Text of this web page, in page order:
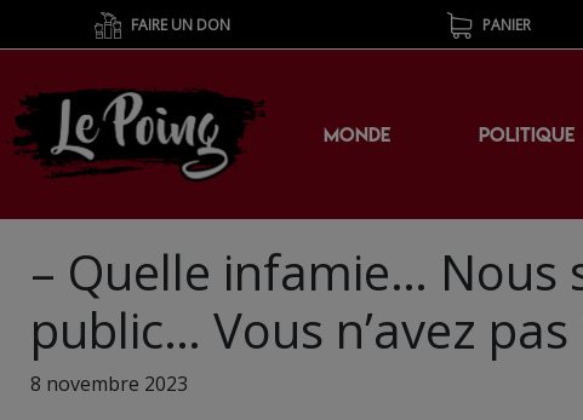
FAIRE UN DON PANIER
MONDE POLITIQUE
– Quelle infamie… Nous
public… Vous n’avez
8 novembre 2023